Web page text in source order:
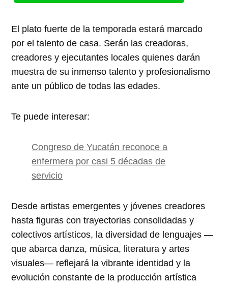
El plato fuerte de la temporada estará marcado
por el talento de casa. Serán las creadoras,
creadores y ejecutantes locales quienes darán
muestra de su inmenso talento y profesionalismo
ante un público de todas las edades.
Te puede interesar:
Congreso de Yucatán reconoce a
enfermera por casi 5 décadas de
servicio
Desde artistas emergentes y jóvenes creadores
hasta figuras con trayectorias consolidadas y
colectivos artísticos, la diversidad de lenguajes —
que abarca danza, música, literatura y artes
visuales— reflejará la vibrante identidad y la
evolución constante de la producción artística